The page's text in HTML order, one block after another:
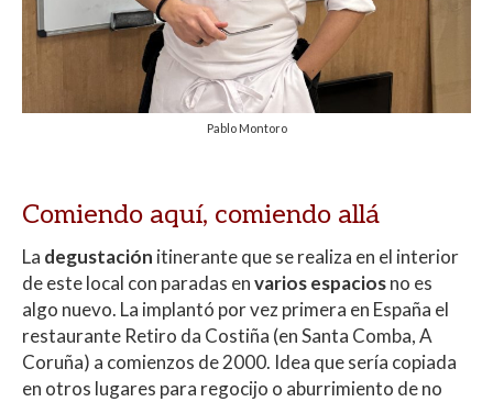
Pablo Montoro
Comiendo aquí, comiendo allá
La degustación itinerante que se realiza en el interior
de este local con paradas envarios espaciosno es
algo nuevo. La implantó por vez primera en España el
restaurante Retiro da Costiña (en Santa Comba, A
Coruña) a comienzos de 2000. Idea que sería copiada
en otros lugares para regocijo o aburrimiento de no